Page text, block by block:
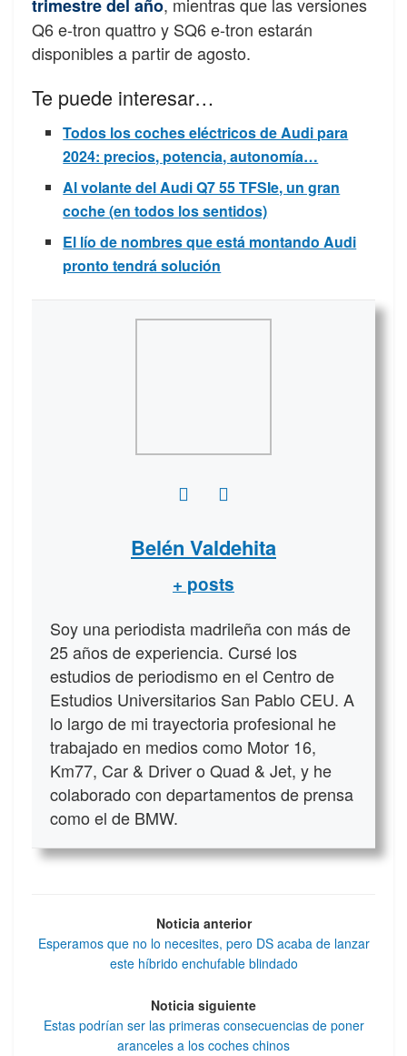
trimestre del año
Q6 e-tron quattro y SQ6 e-tron estarán
disponibles a partir de agosto.
Te puede interesar…
Todos los coches eléctricos de Audi para
2024: precios, potencia, autonomía…
Al volante del Audi Q7 55 TFSIe, un gran
coche (en todos los sentidos)
El lío de nombres que está montando Audi
pronto tendrá solución
Belén Valdehita
+ posts
Soy una periodista madrileña con más de
25 años de experiencia. Cursé los
estudios de periodismo en el Centro de
Estudios Universitarios San Pablo CEU. A
lo largo de mi trayectoria profesional he
trabajado en medios como Motor 16,
Km77, Car & Driver o Quad & Jet, y he
colaborado con departamentos de prensa
como el de BMW.
Noticia anterior
Esperamos que no lo necesites, pero DS acaba de lanzar
este híbrido enchufable blindado
Noticia siguiente
Estas podrían ser las primeras consecuencias de poner
aranceles a los coches chinos